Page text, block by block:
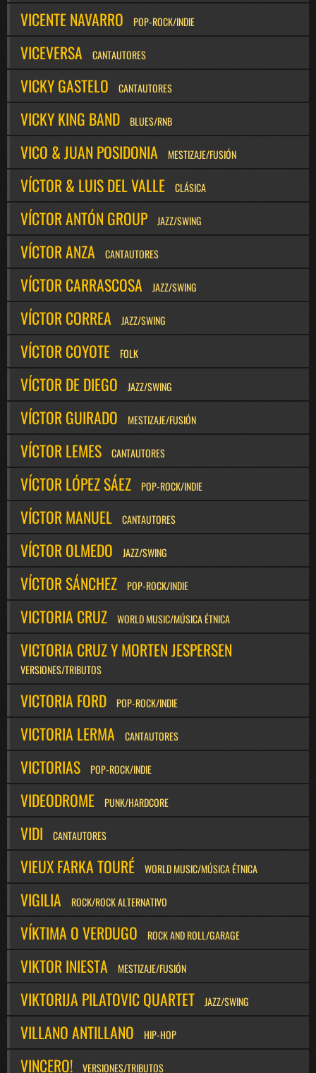
VICENTE NAVARRO POP-ROCK/INDIE
VICEVERSA CANTAUTORES
VICKY GASTELO CANTAUTORES
VICKY KING BAND BLUES/RNB
VICO & JUAN POSIDONIA MESTIZAJE/FUSIÓN
VÍCTOR & LUIS DEL VALLE CLÁSICA
VÍCTOR ANTÓN GROUP JAZZ/SWING
VÍCTOR ANZA CANTAUTORES
VÍCTOR CARRASCOSA JAZZ/SWING
VÍCTOR CORREA JAZZ/SWING
VÍCTOR COYOTE FOLK
VÍCTOR DE DIEGO JAZZ/SWING
VÍCTOR GUIRADO MESTIZAJE/FUSIÓN
VÍCTOR LEMES CANTAUTORES
VÍCTOR LÓPEZ SÁEZ POP-ROCK/INDIE
VÍCTOR MANUEL CANTAUTORES
VÍCTOR OLMEDO JAZZ/SWING
VÍCTOR SÁNCHEZ POP-ROCK/INDIE
VICTORIA CRUZ WORLD MUSIC/MÚSICA ÉTNICA
VICTORIA CRUZ Y MORTEN JESPERSEN
VERSIONES/TRIBUTOS
VICTORIA FORD POP-ROCK/INDIE
VICTORIA LERMA CANTAUTORES
VICTORIAS POP-ROCK/INDIE
VIDEODROME PUNK/HARDCORE
VIDI CANTAUTORES
VIEUX FARKA TOURÉ WORLD MUSIC/MÚSICA ÉTNICA
VIGILIA ROCK/ROCK ALTERNATIVO
VÍKTIMA O VERDUGO ROCK AND ROLL/GARAGE
VIKTOR INIESTA MESTIZAJE/FUSIÓN
VIKTORIJA PILATOVIC QUARTET JAZZ/SWING
VILLANO ANTILLANO HIP-HOP
VINCERO! VERSIONES/TRIBUTOS